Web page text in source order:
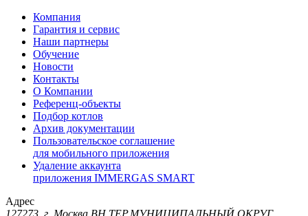
Компания
Гарантия и сервис
Наши партнеры
Обучение
Новости
Контакты
О Компании
Референц-объекты
Подбор котлов
Архив документации
Пользовательское соглашение
для мобильного приложения
Удаление аккаунта
приложения IMMERGAS SMART
Адрес
127273, г. Москва ВН.ТЕР.МУНИЦИПАЛЬНЫЙ ОКРУГ